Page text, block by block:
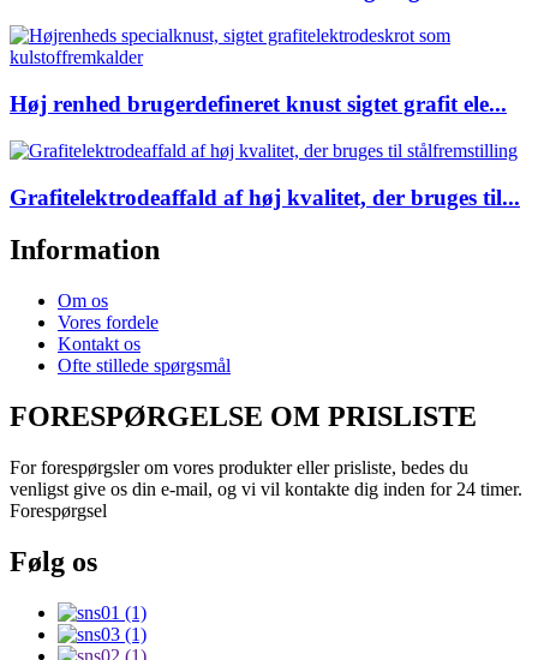
Høj renhed brugerdefineret knust sigtet grafit ele...
Grafitelektrodeaffald af høj kvalitet, der bruges til...
Information
Om os
Vores fordele
Kontakt os
Ofte stillede spørgsmål
FORESPØRGELSE OM PRISLISTE
For forespørgsler om vores produkter eller prisliste, bedes du
venligst give os din e-mail, og vi vil kontakte dig inden for 24 timer.
Forespørgsel
Følg os